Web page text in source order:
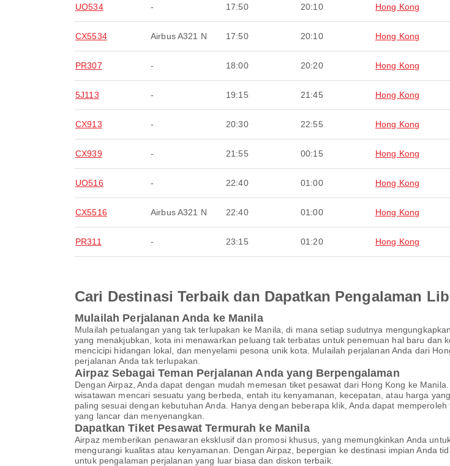
UO534 - 17:50 20:10 Hong Kong
CX5534 Airbus A321 N 17:50 20:10 Hong Kong
PR307 - 18:00 20:20 Hong Kong
5J113 - 19:15 21:45 Hong Kong
CX913 - 20:30 22:55 Hong Kong
CX939 - 21:55 00:15 Hong Kong
UO516 - 22:40 01:00 Hong Kong
CX5516 Airbus A321 N 22:40 01:00 Hong Kong
PR311 - 23:15 01:20 Hong Kong
Cari Destinasi Terbaik dan Dapatkan Pengalaman
Mulailah Perjalanan Anda ke Manila
Mulailah petualangan yang tak terlupakan ke Manila, di mana setiap sudutnya
yang menakjubkan, kota ini menawarkan peluang tak terbatas untuk penemuan hal baru dan
mencicipi hidangan lokal, dan menyelami pesona unik kota. Mulailah perjalanan Anda dari
perjalanan Anda tak terlupakan.
Airpaz Sebagai Teman Perjalanan Anda yang Berpengalaman
Dengan Airpaz, Anda dapat dengan mudah memesan tiket pesawat dari Hong Kong ke
wisatawan mencari sesuatu yang berbeda, entah itu kenyamanan, kecepatan, atau harga
paling sesuai dengan kebutuhan Anda. Hanya dengan beberapa klik, Anda dapat
yang lancar dan menyenangkan.
Dapatkan Tiket Pesawat Termurah ke Manila
Airpaz memberikan penawaran eksklusif dan promosi khusus, yang memungkinkan Anda
mengurangi kualitas atau kenyamanan. Dengan Airpaz, bepergian ke destinasi impian Anda
untuk pengalaman perjalanan yang luar biasa dan diskon terbaik.